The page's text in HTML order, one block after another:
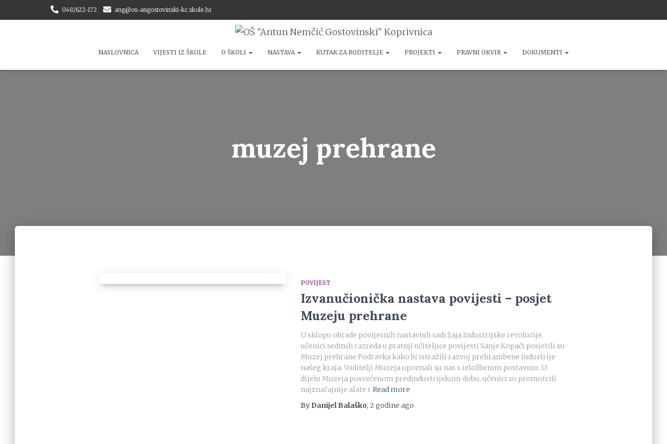
048/622-172 ang@os-angostovinski-kc.skole.hr
NASLOVNICA VIJESTI IZ ŠKOLE O ŠKOLI NASTAVA KUTAK ZA RODITELJE PROJEKTI PRAVNI OKVIR DOKUMENTI
muzej prehrane
POVIJEST
Izvanučionička nastava povijesti – posjet
Muzeju prehrane
U sklopu obrade povijesnih nastavnih sadržaja Industrijske revolucije,
učenici sedmih razreda u pratnji učiteljice povijesti Sanje Kopači posjetili su
Muzej prehrane Podravka kako bi istražili razvoj prehrambene industrije
našeg kraja. Voditelji Muzeja upoznali su nas s izložbenim postavom. U
dijelu Muzeja posvećenom predindustrijskom dobu, učenici su promotrili
najznačajnije alate i Read more
By Danijel Balaško, 2 godine ago